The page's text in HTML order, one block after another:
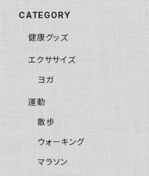
CATEGORY
健康グッズ
エクササイズ
ヨガ
運動
散歩
ウォーキング
マラソン